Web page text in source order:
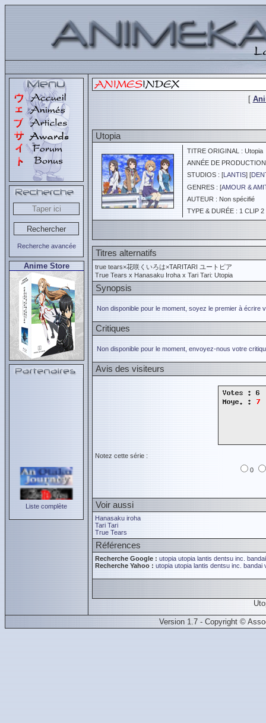
Recherche avancée
Anime Store
Liste complète
[
Utopia
TITRE ORIGINAL : Utopia
ANNÉE DE
STUDIOS : [LANTIS] [
GENRES : [AMOUR &
AUTEUR : Non spécifié
TYPE & DURÉE : 1 CLIP 2
Titres alternatifs
true tears×花咲くいろは×TARITARI ユートピア
True Tears x Hanasaku Iroha x Tari Tari: Utopia
Synopsis
Non disponible pour le moment, soyez le premier à écrire
Critiques
Non disponible pour le moment, envoyez-nous votre
Avis des visiteurs
Notez cette série :
0
Voir aussi
Hanasaku iroha
Tari Tari
True Tears
Références
Recherche Google : utopia utopia lantis dentsu inc.
Recherche Yahoo : utopia utopia lantis dentsu inc. bandai
Version 1.7 - Copyright ©